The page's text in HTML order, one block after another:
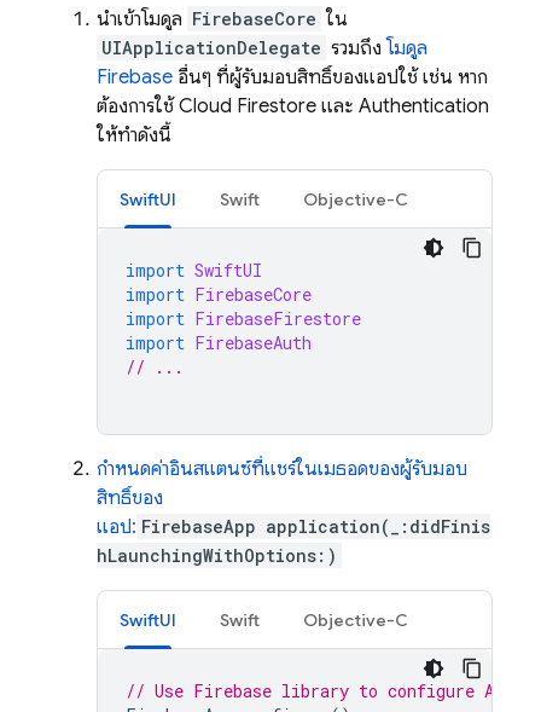
นำเข้าโมดูล FirebaseCore ใน
UIApplicationDelegate รวมถึง โมดูล
Firebase อื่นๆ ที่ผู้รับมอบสิทธิ์ของแอปใช้ เช่น หาก
ต้องการใช้ Cloud Firestore และ Authentication
ให้ทำดังนี้
SwiftUI Swift Objective-C
import SwiftUI
import FirebaseCore
import FirebaseFirestore
import FirebaseAuth
// ...
กำหนดค่าอินสแตนซ์ที่แชร์ในเมธอดของผู้รับมอบ
สิทธิ์ของ
แอป: FirebaseApp application(_:didFinis
hLaunchingWithOptions:)
SwiftUI Swift Objective-C
// Use Firebase library to configure APIs